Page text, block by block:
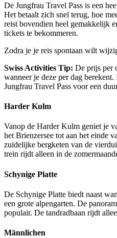
De Jungfrau Travel Pass is een
Het betaalt zich snel terug, hoe
reist bovendien heel gemakkelijk
tickets te bekommeren.
Zodra je je reis spontaan wilt
Swiss Activities Tip: De prijs per
wanneer je deze per dag
Jungfrau Travel Pass voor een
Harder Kulm
Vanop de Harder Kulm geniet je
het Brienzersee tot aan het einde
zuidelijke bergketen van de
trein rijdt alleen in de
Schynige Platte
De Schynige Platte biedt naast
een grote alpengarten. De
populair. De tandradbaan rijdt
Männlichen